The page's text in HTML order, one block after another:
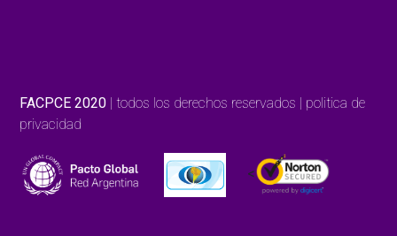
FACPCE 2020 | todos los derechos reservados | politica de
privacidad
<